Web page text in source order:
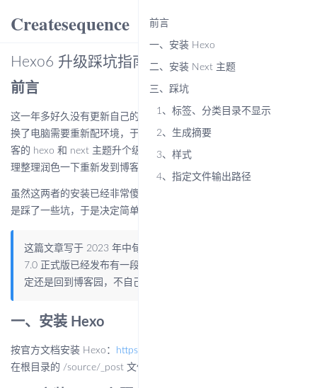
Createsequence
Hexo6 升级踩坑指南
前言
这一年多好久没有更新自己的博客了，攒了不少笔记要整理，刚好
换了电脑需要重新配环境，于是决定趁这个机会给自己用来搭建博
客的 hexo 和 next 主题升个级（其实是重新安装），然后把笔记整
理整理润色一下重新发到博客上。
虽然这两者的安装已经非常傻瓜式了，但是实际上一通操作下来还
是踩了一些坑，于是决定简单整理一下以便后续查阅。
这篇文章写于 2023 年中旬，截止到目前 2024 年 3 月，hexo
7.0 正式版已经发布有一段时间的，经过慎重的考虑，笔者决
定还是回到博客园，不自己折腾了 orz
一、安装 Hexo
按官方文档安装 Hexo：
https://hexo.io/zh-cn/docs/
在根目录的 /source/_post 文件夹中放上文章或文件夹即可。
前言
一、安装 Hexo
二、安装 Next 主题
三、踩坑
1、标签、分类目录不显示
2、生成摘要
3、样式
4、指定文件输出路径